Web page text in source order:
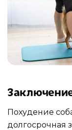
Похудение
долгосрочная